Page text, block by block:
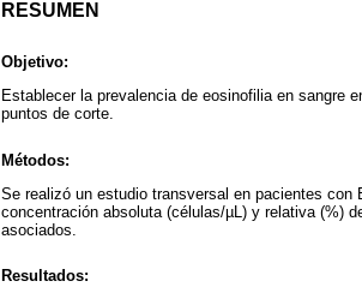
RESUMEN
Objetivo:
Establecer la prevalencia de eosinofilia en sangre
puntos de corte.
Métodos:
Se realizó un estudio transversal en pacientes
concentración absoluta (células/µL) y relativa (%)
asociados.
Resultados: